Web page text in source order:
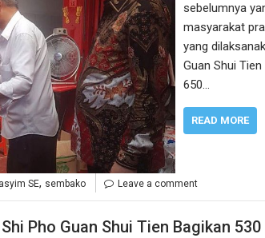
sebelumnya
masyarakat
yang
Guan Shui
650…
READ MORE
SE, sembako Leave a comment
Pho Guan Shui Tien Bagikan